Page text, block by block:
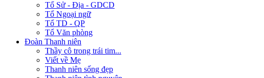
Tổ Sử - Địa - GDCD
Tổ Ngoại ngữ
Tổ TD - QP
Tổ Văn phòng
Đoàn Thanh niên
Thầy cô trong trái tim...
Viết về Mẹ
Thanh niên sống đẹp